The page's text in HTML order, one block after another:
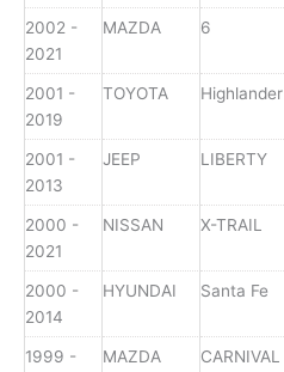
2002 -
2021
MAZDA 6
2001 -
2019
TOYOTA Highlander
2001 -
2013
JEEP LIBERTY
2000 -
2021
NISSAN X-TRAIL
2000 -
2014
HYUNDAI Santa Fe
1999 -
MAZDA CARNIVAL